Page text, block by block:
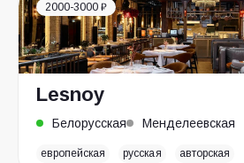
2000-3000 ₽
Lesnoy
Белорусская Менделеевская
европейская русская авторская